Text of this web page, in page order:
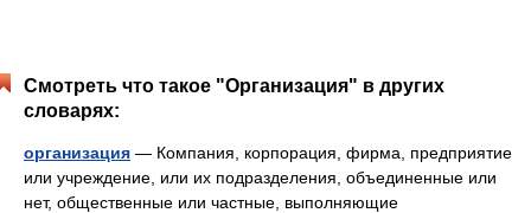
Смотреть что такое "Организация" в других
словарях:
организация — Компания, корпорация, фирма, предприятие
или учреждение, или их подразделения, объединенные или
нет, общественные или частные, выполняющие